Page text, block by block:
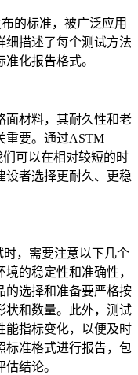
的标准，被广泛应用
细描述了每个测试方法
化报告格式。
面材料，其耐久性和老
重要。通过ASTM
可以在相对较短的时
设者选择更耐久、更稳
，需要注意以下几个
的稳定性和准确性，
的选择和准备要严格按
状和数量。此外，测试
能指标变化，以便及时
标准格式进行报告，包
结论。